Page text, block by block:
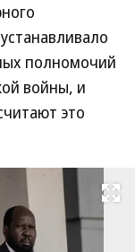
полномочий
войны, и
это
Развернуть